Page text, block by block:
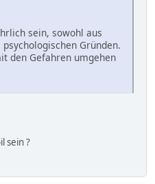
sein, sowohl aus
Gründen.
den Gefahren umgehen
sein ?